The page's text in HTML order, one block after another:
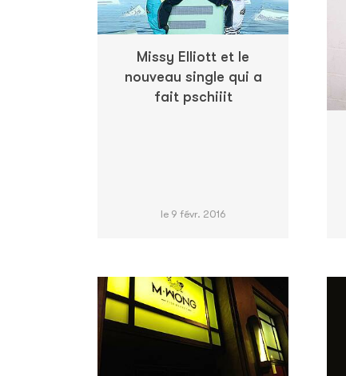
Missy Elliott et le
nouveau single qui a
fait pschiiit
le 9 févr. 2016